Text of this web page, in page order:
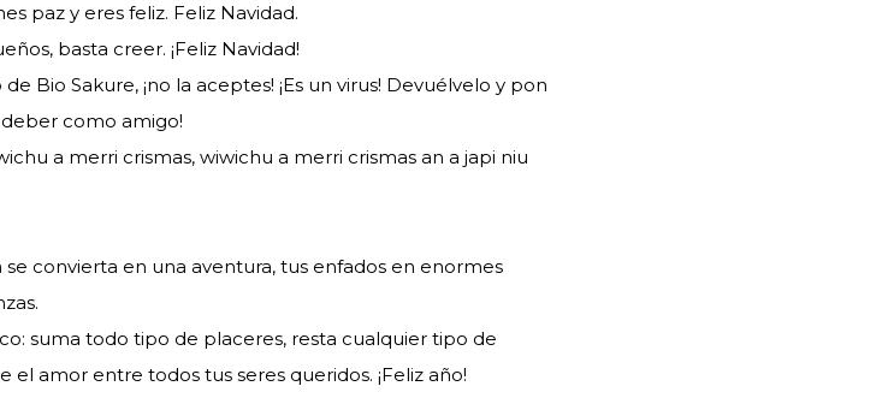
paz y eres feliz. Feliz Navidad.
basta creer. ¡Feliz Navidad!
Bio Sakure, ¡no la aceptes! ¡Es un virus! Devuélvelo y pon
deber como amigo!
a merri crismas, wiwichu a merri crismas an a japi niu
convierta en una aventura, tus enfados en enormes
suma todo tipo de placeres, resta cualquier tipo de
amor entre todos tus seres queridos. ¡Feliz año!